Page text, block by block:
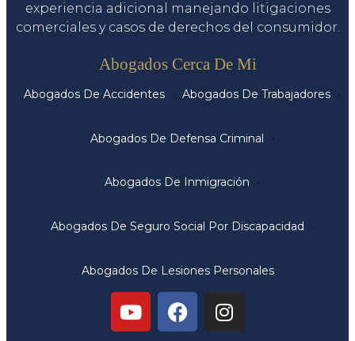
experiencia adicional manejando litigaciones
comerciales y casos de derechos del consumidor.
Abogados Cerca De Mi
Abogados De Accidentes Abogados De Trabajadores
Abogados De Defensa Criminal
Abogados De Inmigración
Abogados De Seguro Social Por Discapacidad
Abogados De Lesiones Personales